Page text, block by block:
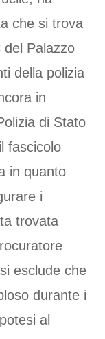
che si trova
del Palazzo
della polizia
in
di Stato
fascicolo
in quanto
i
trovata
esclude che
durante i
al